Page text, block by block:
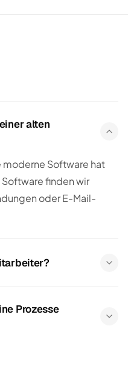
alten
moderne Software hat
Software finden wir
oder E-Mail-
Prozesse